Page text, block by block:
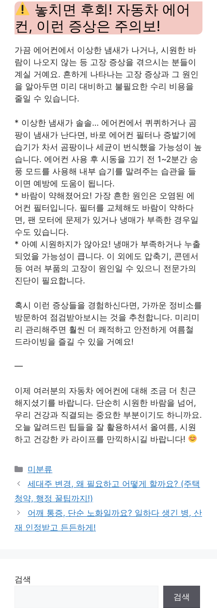
놓치면 후회! 자동차 에어
컨, 이런 증상은 주의보!
가끔 에어컨에서 이상한 냄새가 나거나, 시원한 바
람이 나오지 않는 등 고장 증상을 겪으시는 분들이
계실 거예요. 흔하게 나타나는 고장 증상과 그 원인
을 알아두면 미리 대비하고 불필요한 수리 비용을
줄일 수 있습니다.
* 이상한 냄새가 솔솔… 에어컨에서 퀴퀴하거나 곰
팡이 냄새가 난다면, 바로 에어컨 필터나 증발기에
습기가 차서 곰팡이나 세균이 번식했을 가능성이 높
습니다. 에어컨 사용 후 시동을 끄기 전 1~2분간 송
풍 모드를 사용해 내부 습기를 말려주는 습관을 들
이면 예방에 도움이 됩니다.
* 바람이 약해졌어요! 가장 흔한 원인은 오염된 에
어컨 필터입니다. 필터를 교체해도 바람이 약하다
면, 팬 모터에 문제가 있거나 냉매가 부족한 경우일
수도 있습니다.
* 아예 시원하지가 않아요! 냉매가 부족하거나 누출
되었을 가능성이 큽니다. 이 외에도 압축기, 콘덴서
등 여러 부품의 고장이 원인일 수 있으니 전문가의
진단이 필요합니다.
혹시 이런 증상들을 경험하신다면, 가까운 정비소를
방문하여 점검받아보시는 것을 추천합니다. 미리미
리 관리해주면 훨씬 더 쾌적하고 안전하게 여름철
드라이빙을 즐길 수 있을 거예요!
—
이제 여러분의 자동차 에어컨에 대해 조금 더 친근
해지셨기를 바랍니다. 단순히 시원한 바람을 넘어,
우리 건강과 직결되는 중요한 부분이기도 하니까요.
오늘 알려드린 팁들을 잘 활용하셔서 올여름, 시원
하고 건강한 카 라이프를 만끽하시길 바랍니다!
Categories
미분류
세대주 변경, 왜 필요하고 어떻게 할까요? (주택
청약, 행정 꿀팁까지!)
어깨 통증, 단순 노화일까요? 일하다 생긴 병, 산
재 인정받고 든든하게!
검색
검색